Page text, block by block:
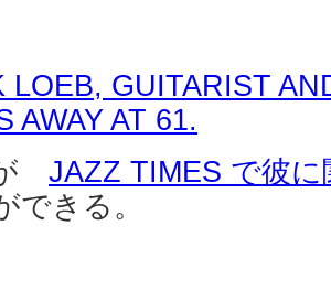
LOEB, GUITARIST
AWAY AT 61.
JAZZ TIMES で彼
できる。